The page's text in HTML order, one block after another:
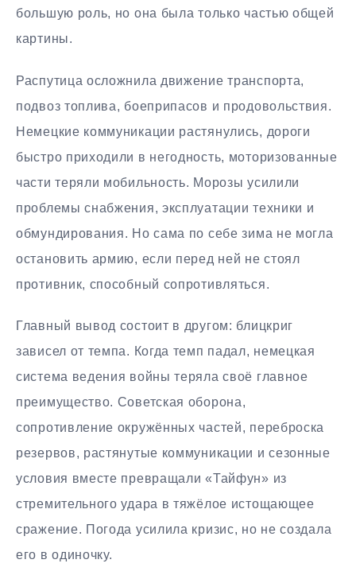
большую роль, но она была только частью общей
картины.
Распутица осложнила движение транспорта,
подвоз топлива, боеприпасов и продовольствия.
Немецкие коммуникации растянулись, дороги
быстро приходили в негодность, моторизованные
части теряли мобильность. Морозы усилили
проблемы снабжения, эксплуатации техники и
обмундирования. Но сама по себе зима не могла
остановить армию, если перед ней не стоял
противник, способный сопротивляться.
Главный вывод состоит в другом: блицкриг
зависел от темпа. Когда темп падал, немецкая
система ведения войны теряла своё главное
преимущество. Советская оборона,
сопротивление окружённых частей, переброска
резервов, растянутые коммуникации и сезонные
условия вместе превращали «Тайфун» из
стремительного удара в тяжёлое истощающее
сражение. Погода усилила кризис, но не создала
его в одиночку.